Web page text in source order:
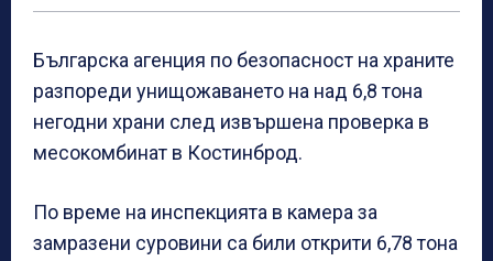
Българска агенция по безопасност на храните
разпореди унищожаването на над 6,8 тона
негодни храни след извършена проверка в
месокомбинат в Костинброд.
По време на инспекцията в камера за
замразени суровини са били открити 6,78 тона